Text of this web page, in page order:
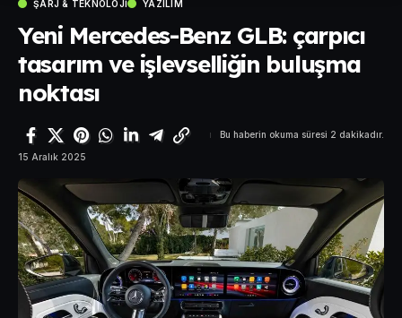
ŞARJ & TEKNOLOJI YAZILIM
Yeni Mercedes-Benz GLB: çarpıcı
tasarım ve işlevselliğin buluşma
noktası
15 Aralık 2025
Bu haberin okuma süresi 2 dakikadır.